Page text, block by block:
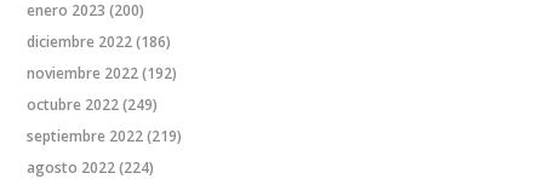
enero 2023 (200)
diciembre 2022(186)
noviembre 2022(192)
octubre 2022(249)
septiembre 2022(219)
agosto 2022(224)